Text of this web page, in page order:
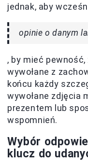
jednak, aby
opinie o danym
, by mieć
wywołane z
końcu każdy
wywołane zdjęcia
prezentem lub
wspomnień.
Wybór
klucz do